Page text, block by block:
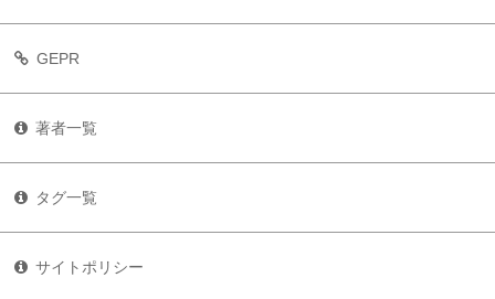
GEPR
著者一覧
タグ一覧
サイトポリシー